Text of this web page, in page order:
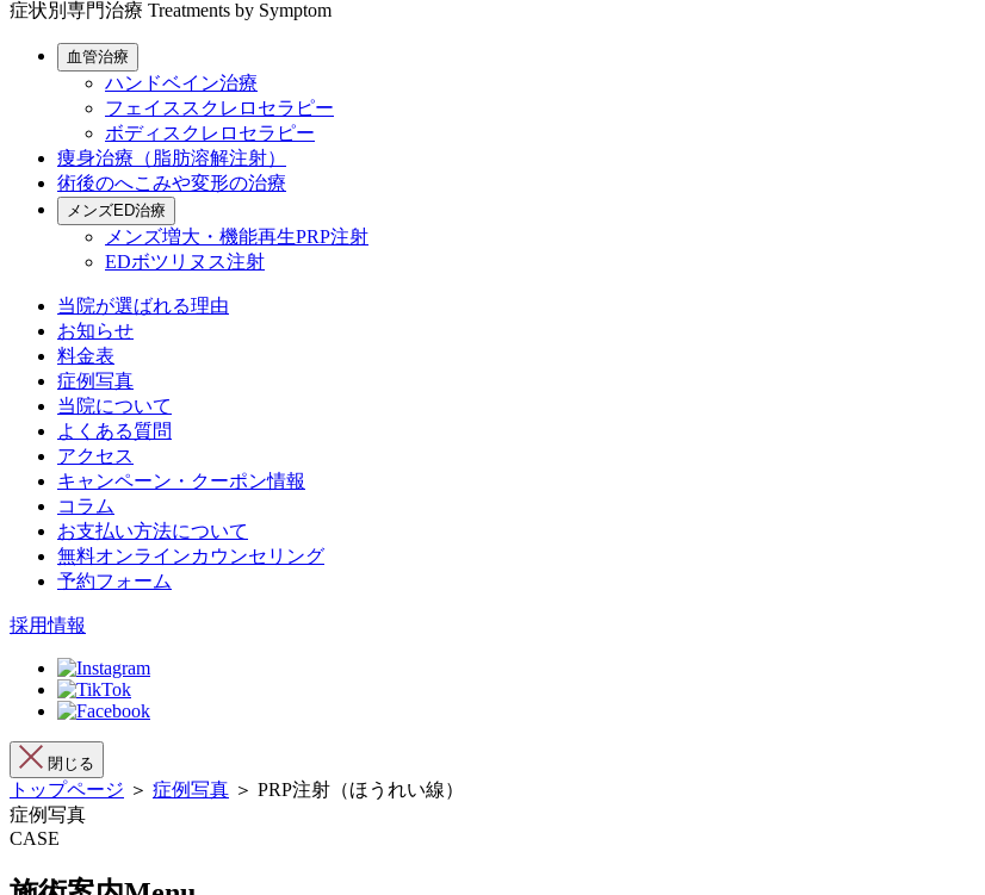
症状別専門治療 Treatments by Symptom
血管治療
ハンドベイン治療
フェイススクレロセラピー
ボディスクレロセラピー
痩身治療（脂肪溶解注射）
術後のへこみや変形の治療
メンズED治療
メンズ増大・機能再生PRP注射
EDボツリヌス注射
当院が選ばれる理由
お知らせ
料金表
症例写真
当院について
よくある質問
アクセス
キャンペーン・クーポン情報
コラム
お支払い方法について
無料オンラインカウンセリング
予約フォーム
採用情報
閉じる
トップページ ＞ 症例写真 ＞ PRP注射（ほうれい線）
症例写真
CASE